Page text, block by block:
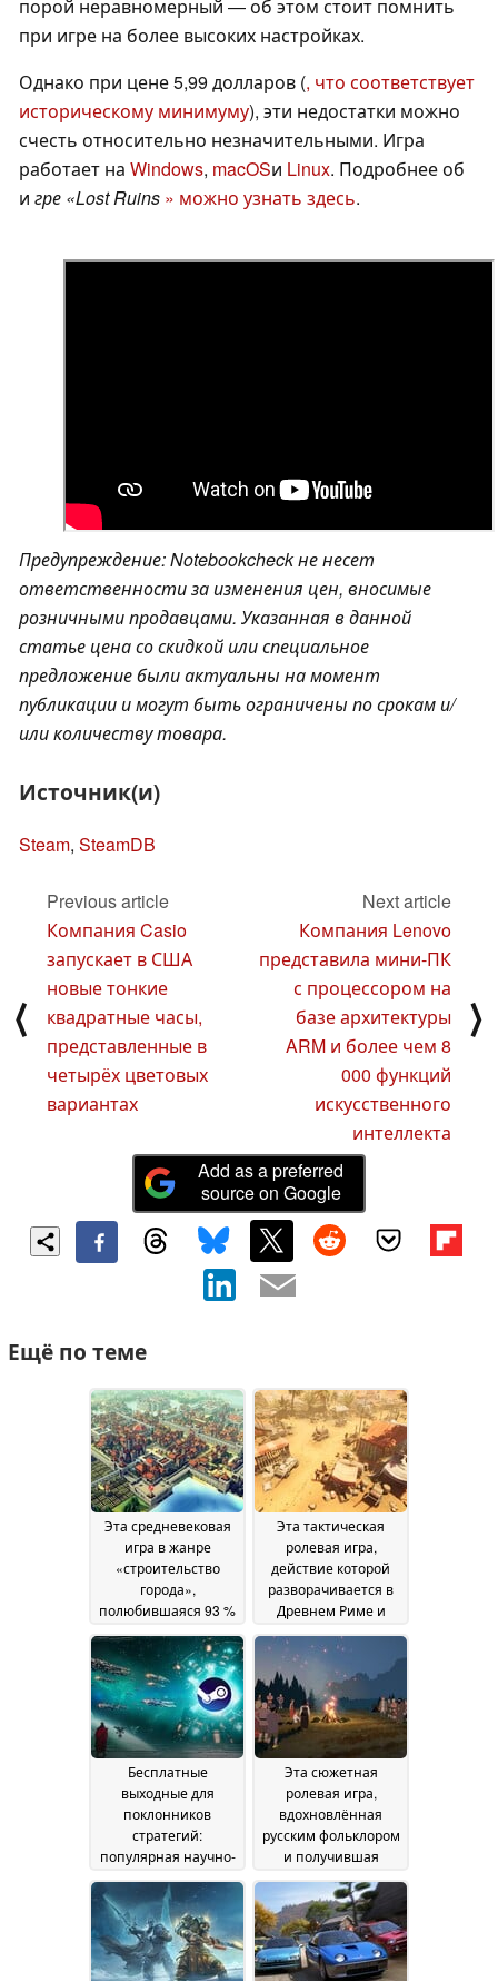
порой неравномерный — об этом стоит помнить
при игре на более высоких настройках.
Однако при цене 5,99 долларов (, что соответствует
историческому минимуму), эти недостатки можно
счесть относительно незначительными. Игра
работает на Windows, macOSи Linux. Подробнее об
и гре «Lost Ruins » можно узнать здесь.
Предупреждение: Notebookcheck не несет
ответственности за изменения цен, вносимые
розничными продавцами. Указанная в данной
статье цена со скидкой или специальное
предложение были актуальны на момент
публикации и могут быть ограничены по срокам и/
или количеству товара.
Источник(и)
Steam, SteamDB
⟨
Previous article
Компания Casio
запускает в США
новые тонкие
квадратные часы,
представленные в
четырёх цветовых
вариантах
Next article
Компания Lenovo
представила мини-ПК
с процессором на
базе архитектуры
ARM и более чем 8
000 функций
искусственного
интеллекта
⟩
Add as a preferred
source on Google
Ещё по теме
Эта средневековая
игра в жанре
«строительство
города»,
полюбившаяся 93 %
игроков, продается в
Steam со скидкой 50
%22 June 2026
Эта тактическая
ролевая игра,
действие которой
разворачивается в
Древнем Риме и
которая получила 87
% положительных
отзывов, продается в
Steam со скидкой 80
%20 June 2026
Бесплатные
выходные для
поклонников
стратегий:
популярная научно-
фантастическая игра
временно доступна
бесплатно в Steam
June 2026
Эта сюжетная
ролевая игра,
вдохновлённая
русским фольклором
и получившая
высокие оценки,
продаётся в Steam со
скидкой 66 %19 June
2026